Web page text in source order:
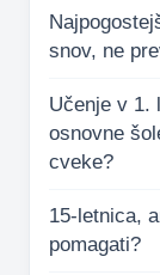
snov, ne
Učenje v 1.
osnovne
cveke?
15-letnica,
pomagati?